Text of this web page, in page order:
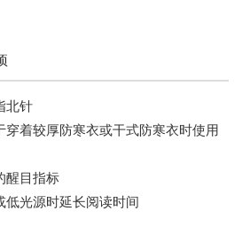
北针
穿着较厚防寒衣或干式防寒衣时使用
醒目指标
光源时延长阅读时间